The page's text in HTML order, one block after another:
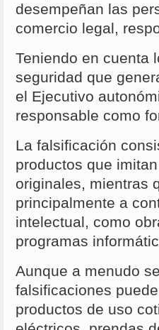
desempeñan las
comercio legal,
Teniendo en cuenta
seguridad que
el Ejecutivo
responsable como
La falsificación
productos que
originales, mientras
principalmente a
intelectual, como
programas
Aunque a menudo
falsificaciones
productos de uso